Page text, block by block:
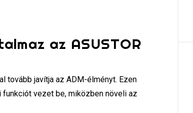
az ASUSTOR
tovább javítja az ADM-élményt. Ezen
vezet be, miközben növeli az